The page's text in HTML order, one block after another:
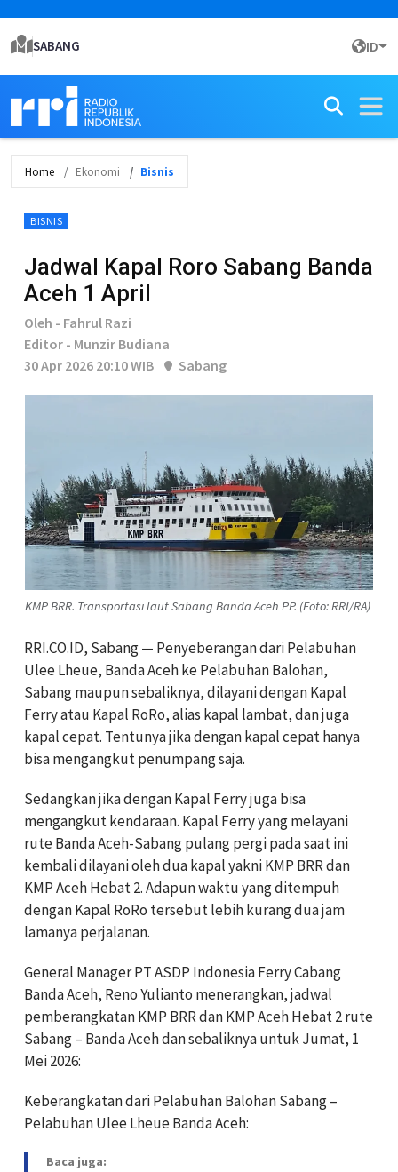
SABANG ID
Home Ekonomi Bisnis
BISNIS
Jadwal Kapal Roro Sabang Banda
Aceh 1 April
Oleh - Fahrul Razi
Editor - Munzir Budiana
30 Apr 2026 20:10 WIB
Sabang
KMP BRR. Transportasi laut Sabang Banda Aceh PP. (Foto: RRI/RA)
RRI.CO.ID, Sabang — Penyeberangan dari Pelabuhan
Ulee Lheue, Banda Aceh ke Pelabuhan Balohan,
Sabang maupun sebaliknya, dilayani dengan Kapal
Ferry atau Kapal RoRo, alias kapal lambat, dan juga
kapal cepat. Tentunya jika dengan kapal cepat hanya
bisa mengangkut penumpang saja.
Sedangkan jika dengan Kapal Ferry juga bisa
mengangkut kendaraan. Kapal Ferry yang melayani
rute Banda Aceh-Sabang pulang pergi pada saat ini
kembali dilayani oleh dua kapal yakni KMP BRR dan
KMP Aceh Hebat 2. Adapun waktu yang ditempuh
dengan Kapal RoRo tersebut lebih kurang dua jam
lamanya perjalanan.
General Manager PT ASDP Indonesia Ferry Cabang
Banda Aceh, Reno Yulianto menerangkan, jadwal
pemberangkatan KMP BRR dan KMP Aceh Hebat 2 rute
Sabang – Banda Aceh dan sebaliknya untuk Jumat, 1
Mei 2026:
Keberangkatan dari Pelabuhan Balohan Sabang –
Pelabuhan Ulee Lheue Banda Aceh:
Baca juga: